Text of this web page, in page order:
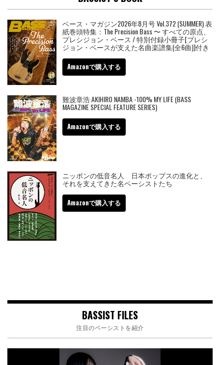
ベース・マガジン2026年8月号 Vol.372 (SUMMER) 表
紙巻頭特集：The Precision Bass 〜 すべての原点、
プレシジョン・ベース / 特別付録小冊子[プレシ
ジョン・ベースが支えた名曲楽譜集(全6曲)]付き
Amazonで購入する
難波章浩 AKIHIRO NAMBA -100% MY LIFE (BASS
MAGAZINE SPECIAL FEATURE SERIES)
Amazonで購入する
ニッポンの低音名人 日本ポップスの進化と、
それを支えてきた名ベーシストたち
Amazonで購入する
BASSIST FILES
注目のベーシストを紹介